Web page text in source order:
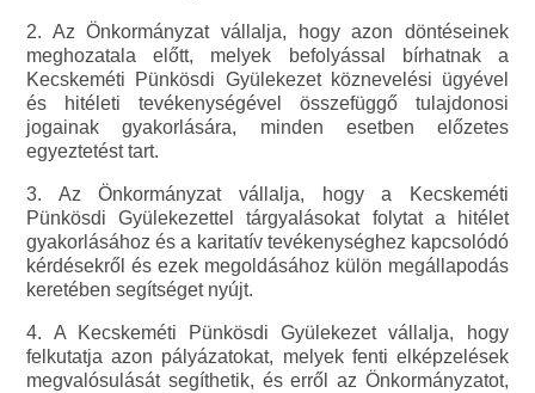
2. Az Önkormányzat vállalja, hogy azon döntéseinek
meghozatala előtt, melyek befolyással bírhatnak a
Kecskeméti Pünkösdi Gyülekezet köznevelési ügyével
és hitéleti tevékenységével összefüggő tulajdonosi
jogainak gyakorlására, minden esetben előzetes
egyeztetést tart.
3. Az Önkormányzat vállalja, hogy a Kecskeméti
Pünkösdi Gyülekezettel tárgyalásokat folytat a hitélet
gyakorlásához és a karitatív tevékenységhez kapcsolódó
kérdésekről és ezek megoldásához külön megállapodás
keretében segítséget nyújt.
4. A Kecskeméti Pünkösdi Gyülekezet vállalja, hogy
felkutatja azon pályázatokat, melyek fenti elképzelések
megvalósulását segíthetik, és erről az Önkormányzatot,